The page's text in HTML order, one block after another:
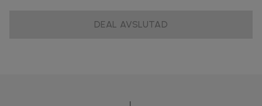
DEAL AVSLUTAD